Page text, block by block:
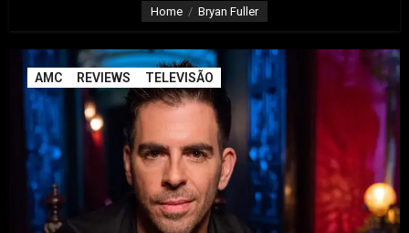
Home Bryan Fuller
AMC REVIEWS TELEVISÃO